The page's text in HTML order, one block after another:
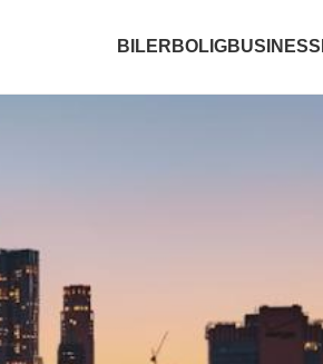
BILER BOLIGBUSINESS